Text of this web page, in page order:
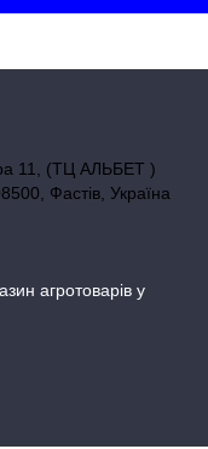
11, (ТЦ АЛЬБЕТ )
Фастів, Україна
агротоварів у